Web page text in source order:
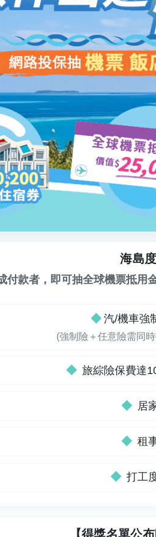
海島
付款者，即可抽全球機票抵用
◆ 汽/機車強
(強制險＋任意險需同
◆ 旅綜險保費達
◆ 居
◆ 租
◆ 打工
【得獎名單公